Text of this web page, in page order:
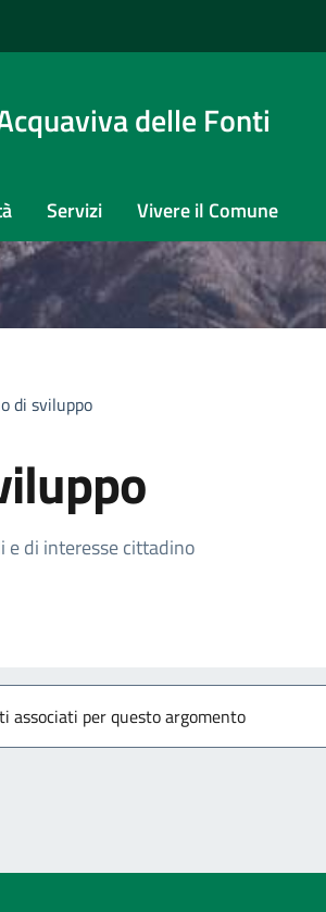
delle Fonti
Servizi Vivere il Comune
di sviluppo
notizia
e di interesse cittadino
associati per questo argomento